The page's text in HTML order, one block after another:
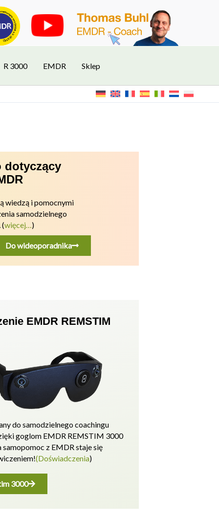
R 3000 EMDR Sklep
dotyczący
wiedzą i pomocnymi
samodzielnego
(więcej… )
Do wideoporadnika
EMDR REMSTIM
do samodzielnego coachingu
goglom EMDR REMSTIM 3000
samopomoc z EMDR staje się
(Doświadczenia)
3000